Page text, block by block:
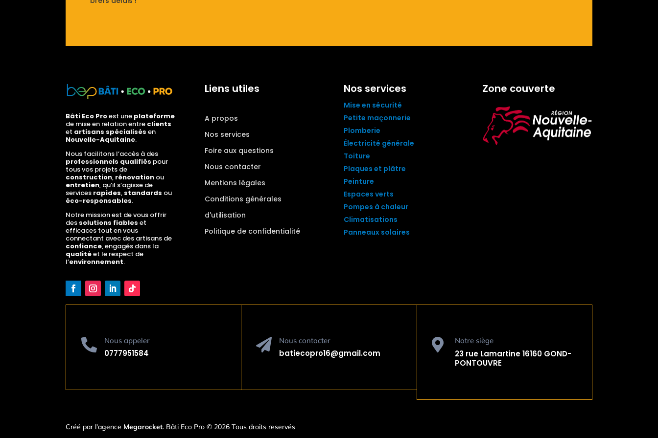
Bâti Eco Proest une plateforme
de mise en relation entre clients
et artisans spécialisés en
Nouvelle-Aquitaine.
Nous facilitons l’accès à des
professionnels qualifiés pour
tous vos projets de
construction, rénovation ou
entretien, qu’il s’agisse de
services rapides, standards ou
éco-responsables.
Notre mission est de vous offrir
des solutions fiables et
efficaces tout en vous
connectant avec des artisans de
confiance, engagés dans la
qualitéet le respect de
l’environnement.
Liens utiles
A propos
Nos services
Foire aux questions
Nous contacter
Mentions légales
Conditions générales
d'utilisation
Politique de confidentialité
Nos services
Mise en sécurité
Petite maçonnerie
Plomberie
Électricité générale
Toiture
Plaques et plâtre
Peinture
Espaces verts
Pompes à chaleur
Climatisations
Panneaux solaires
Zone couverte
 Nous appeler
0777951584
 Nous contacter
batiecopro16@gmail.com
 Notre siège
23 rue Lamartine16160 GOND-
PONTOUVRE
Créé par l'agence Megarocket. Bâti Eco Pro © 2026 Tous droits reservés